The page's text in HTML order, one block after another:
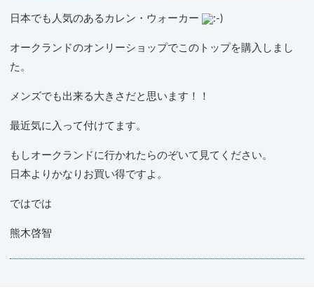
日本でも人気のあるカレン・ウォーカー
オークランドのオンリーショップでこのトップを購入しまし
た。
メンズでも出来る大きさだと思います！！
最近気に入って付けてます。
もしオークランドに行かれたらのぞいて見てください。
日本よりかなりお買い得ですよ。
ではでは
熊木啓智